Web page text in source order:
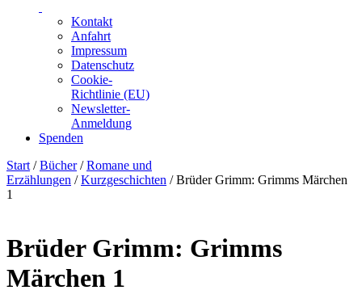
Kontakt
Anfahrt
Impressum
Datenschutz
Cookie-
Richtlinie (EU)
Newsletter-
Anmeldung
Spenden
Skip
to
content
Start /Bücher/Romane und
Erzählungen /Kurzgeschichten / Brüder Grimm: Grimms Märchen
1
Brüder Grimm: Grimms
Märchen 1